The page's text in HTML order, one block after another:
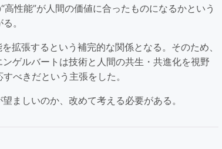
性能”が人間の価値に合ったものになるかという
。
拡張するという補完的な関係となる。そのため、
ゲルバートは技術と人間の共生・共進化を視野
べきだという主張をした。
ましいのか、改めて考える必要がある。